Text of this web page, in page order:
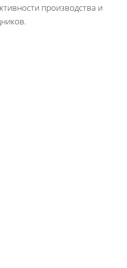
производства и